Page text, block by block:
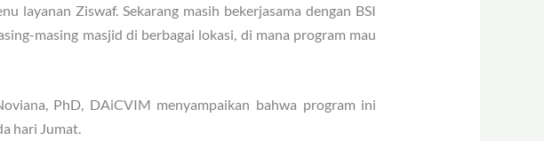
layanan Ziswaf. Sekarang masih bekerjasama dengan BSI
masing masjid di berbagai lokasi, di mana program mau
PhD, DAiCVIM menyampaikan bahwa program ini
hari Jumat.